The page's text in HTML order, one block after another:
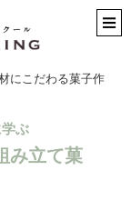
にこだわる菓子作
ぶ
み立て菓